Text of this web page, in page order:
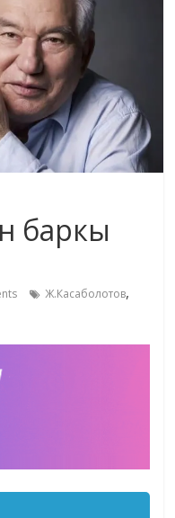
баркы
Ж.Касаболотов,